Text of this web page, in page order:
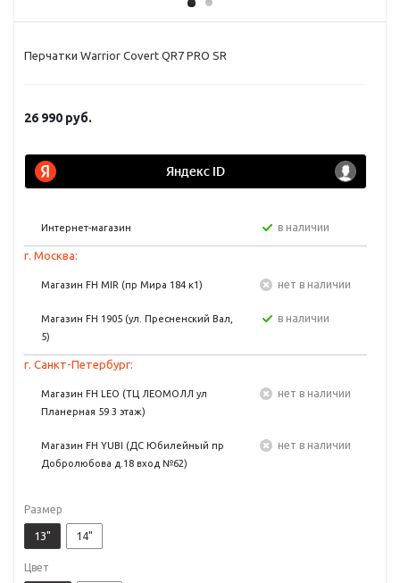
Перчатки Warrior Covert QR7 PRO SR
26 990 руб.
Интернет-магазин в наличии
г. Москва:
Магазин FH MIR (пр Мира 184 к1) Нет в наличии
Магазин FH 1905 (ул. Пресненский Вал,
5)
в наличии
г. Санкт-Петербург:
Магазин FH LEO (ТЦ ЛЕОМОЛЛ ул
Планерная 59 3 этаж)
Нет в наличии
Магазин FH YUBI (ДС Юбилейный пр
Добролюбова д.18 вход №62)
Нет в наличии
Размер
13" 14"
Цвет